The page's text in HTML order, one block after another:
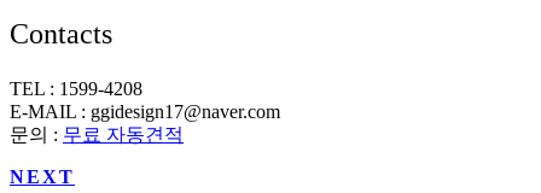
Contacts
TEL : 1599-4208
E-MAIL : ggidesign17@naver.com
문의 : 무료 자동견적
NEXT